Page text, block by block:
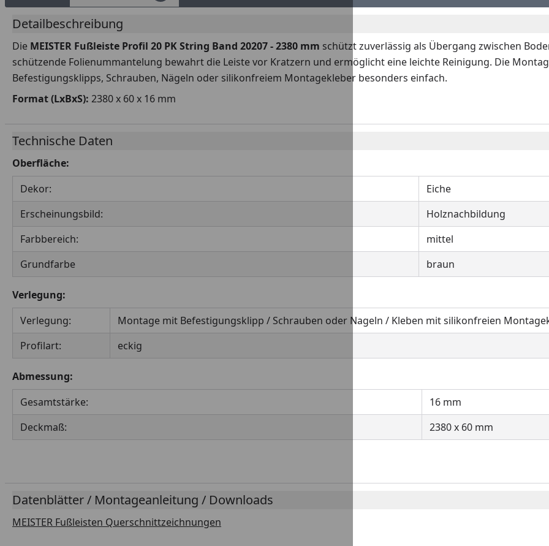
Detailbeschreibung
Die MEISTER Fußleiste Profil 20 PK String Band 20207 - 2380 mm schützt zuverlässig als Übergang zwischen
schützende Folienummantelung bewahrt die Leiste vor Kratzern und ermöglicht eine leichte Reinigung. Die
Befestigungsklipps, Schrauben, Nägeln oder silikonfreiem Montagekleber besonders einfach.
Format (LxBxS): 2380 x 60 x 16 mm
Technische Daten
Oberfläche:
Dekor:
Eiche
Erscheinungsbild:
Holznachbildung
Farbbereich:
mittel
Grundfarbe
braun
Verlegung:
Verlegung:
Montage mit Befestigungsklipp / Schrauben oder Nageln / Kleben mit silikonfreien
Profilart:
eckig
Abmessung:
Gesamtstärke:
16 mm
Deckmaß:
2380 x 60 mm
Datenblätter / Montageanleitung / Downloads
MEISTER Fußleisten Querschnittzeichnungen